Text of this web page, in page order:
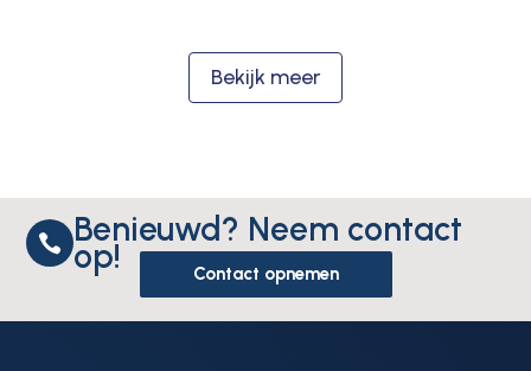
Bekijk meer
 Benieuwd? Neem contact
op! Contact opnemen